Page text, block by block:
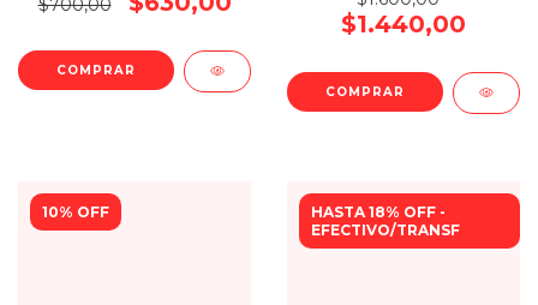
$700,00
COMPRAR
$1.440,00
10% OFF
HASTA 18% OFF -
EFECTIVO/TRANSF